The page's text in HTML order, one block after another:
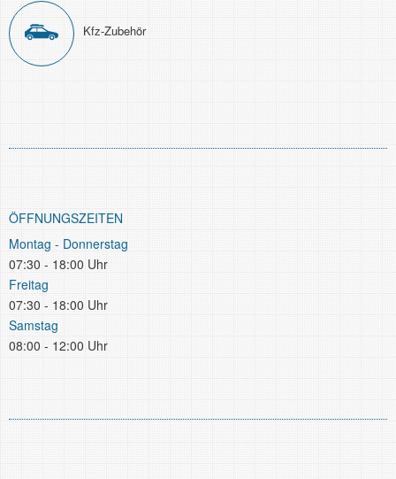
Kfz-Zubehör
ÖFFNUNGSZEITEN
Montag - Donnerstag
07:30 - 18:00 Uhr
Freitag
07:30 - 18:00 Uhr
Samstag
08:00 - 12:00 Uhr